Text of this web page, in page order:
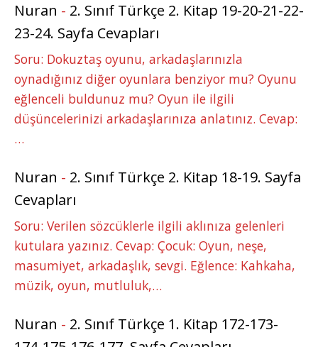
Nuran - 2. Sınıf Türkçe 2. Kitap 19-20-21-22-
23-24. Sayfa Cevapları
Soru: Dokuztaş oyunu, arkadaşlarınızla
oynadığınız diğer oyunlara benziyor mu? Oyunu
eğlenceli buldunuz mu? Oyun ile ilgili
düşüncelerinizi arkadaşlarınıza anlatınız. Cevap:
…
Nuran - 2. Sınıf Türkçe 2. Kitap 18-19. Sayfa
Cevapları
Soru: Verilen sözcüklerle ilgili aklınıza gelenleri
kutulara yazınız. Cevap: Çocuk: Oyun, neşe,
masumiyet, arkadaşlık, sevgi. Eğlence: Kahkaha,
müzik, oyun, mutluluk,…
Nuran - 2. Sınıf Türkçe 1. Kitap 172-173-